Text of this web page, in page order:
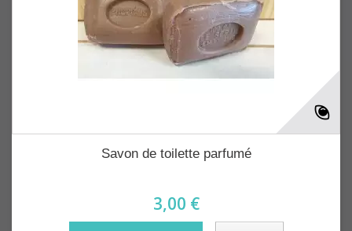
Savon de toilette parfumé
3,00 €